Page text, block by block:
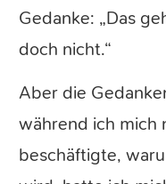
Gedanke: „Das
doch nicht.“
Aber die
während ich mich
beschäftigte,